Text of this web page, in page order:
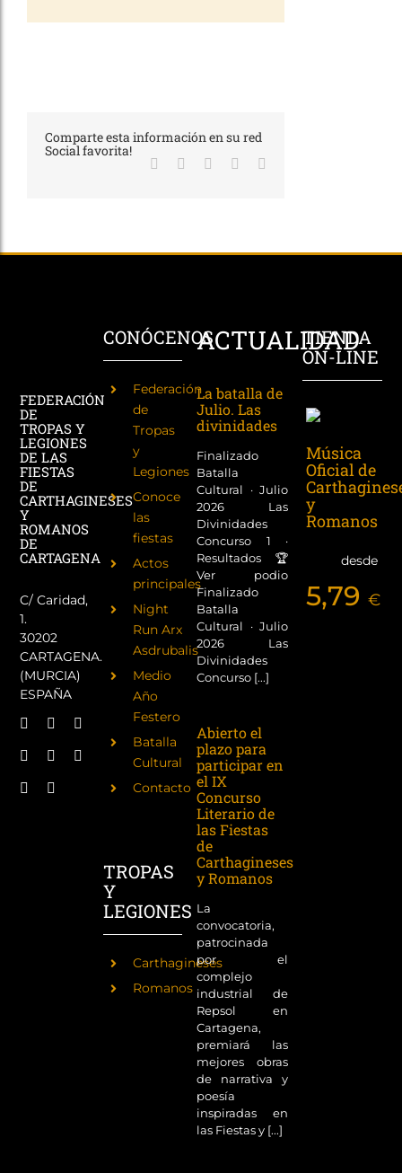
Comparte esta información en su red
Social favorita!
Facebook LinkedInWhatsApp
FEDERACIÓN
DE
TROPAS Y
LEGIONES
DE LAS
FIESTAS
DE
CARTHAGINESES
Y
ROMANOS
DE
CARTAGENA
C/ Caridad,
1.
30202
CARTAGENA.
(MURCIA)
ESPAÑA
CONÓCENOS
Federación
de
Tropas
y
Legiones
Conoce
las
fiestas
Actos
principales
Night
Run Arx
Asdrubalis
Medio
Año
Festero
Batalla
Cultural
Contacto
TROPAS
Y
LEGIONES
Carthagineses
Romanos
ACTUALIDAD
La batalla de
Julio. Las
divinidades
Finalizado
Batalla
Cultural · Julio
2026 Las
Divinidades
Concurso 1 ·
Resultados 🏆
Ver podio
Finalizado
Batalla
Cultural · Julio
2026 Las
Divinidades
Concurso [...]
Abierto el
plazo para
participar en
el IX
Concurso
Literario de
las Fiestas
de
Carthagineses
y Romanos
La
convocatoria,
patrocinada
por el
complejo
industrial de
Repsol en
Cartagena,
premiará las
mejores obras
de narrativa y
poesía
inspiradas en
las Fiestas y [...]
TIENDA
ON-LINE
Música
Oficial de
y
Romanos
desde
5,79€